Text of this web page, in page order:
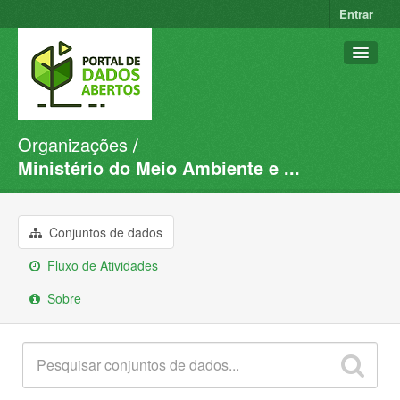
Entrar
Conjuntos de dados
Organizações
Sobre
Organizações
Ministério do Meio Ambiente e ...
Conjuntos de dados
Fluxo de Atividades
Sobre